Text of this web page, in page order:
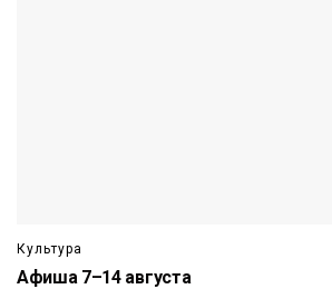
Культура
Афиша 7–14 августа